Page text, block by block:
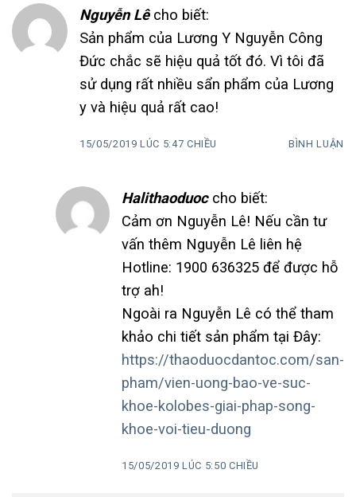
Nguyễn Lê cho biết:
Sản phẩm của Lương Y Nguyễn Công
Đức chắc sẽ hiệu quả tốt đó. Vì tôi đã
sử dụng rất nhiều sẩn phẩm của Lương
y và hiệu quả rất cao!
15/05/2019 LÚC 5:47 CHIỀU BÌNH LUẬN
Halithaoduoc cho biết:
Cảm ơn Nguyễn Lê! Nếu cần tư
vấn thêm Nguyễn Lê liên hệ
Hotline: 1900 636325 để được hỗ
trợ ah!
Ngoài ra Nguyễn Lê có thể tham
khảo chi tiết sản phẩm tại Đây:
https://thaoduocdantoc.com/san-
pham/vien-uong-bao-ve-suc-
khoe-kolobes-giai-phap-song-
khoe-voi-tieu-duong
15/05/2019 LÚC 5:50 CHIỀU